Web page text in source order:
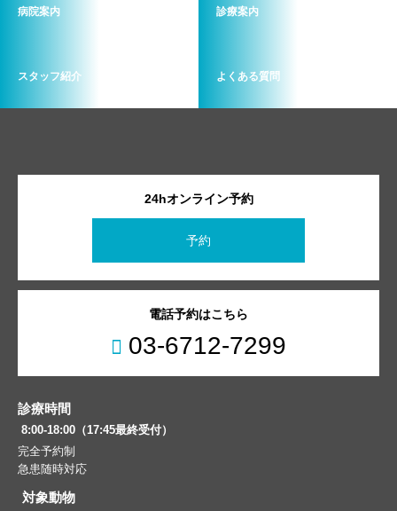
病院案内 診療案内
スタッフ紹介 よくある質問
24hオンライン予約
予約
電話予約はこちら
03-6712-7299
診療時間
8:00-18:00（17:45最終受付）
完全予約制
急患随時対応
対象動物